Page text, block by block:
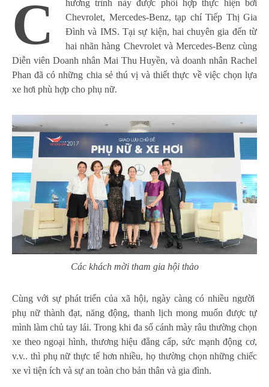
C
hương trình này được phối hợp thực hiện bởi
Chevrolet, Mercedes-Benz, tạp chí Tiếp Thị Gia
Đình và IMS. Tại sự kiện, hai chuyên gia đến từ
hai nhãn hàng Chevrolet và Mercedes-Benz cùng
Diễn viên Doanh nhân Mai Thu Huyền, và doanh nhân Rachel
Phan đã có những chia sẻ thú vị và thiết thực về việc chọn lựa
xe hơi phù hợp cho phụ nữ.
Các khách mời tham gia hội thảo
Cùng với sự phát triển của xã hội, ngày càng có nhiều người
phụ nữ thành đạt, năng động, thanh lịch mong muốn được tự
mình làm chủ tay lái. Trong khi đa số cánh mày râu thường chọn
xe theo ngoại hình, thương hiệu đẳng cấp, sức mạnh động cơ,
v.v.. thì phụ nữ thực tế hơn nhiều, họ thường chọn những chiếc
xe vì tiện ích và sự an toàn cho bản thân và gia đình.